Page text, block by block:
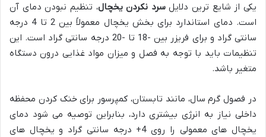
یکی از شایع ترین دلایلسرد نکردن یخچال، تنظیم نبودن دمای آن
است. دمای استاندارد برای بخش یخچال معمولاً بین 2 تا 4 درجه
سانتی گراد و برای فریزر بین -18 تا -20 درجه سانتی گراد است. این
تنظیمات باید با توجه به فصل و میزان مواد غذایی درون دستگاه
متغیر باشد.
در فصول گرم سال، مانند تابستان، کمپرسور برای خنک کردن محفظه
داخلی نیاز به انرژی بیشتری دارد، بنابراین توصیه می شود دمای
یخچال های معمولی را روی 4+ درجه سانتی گراد و یخچال های